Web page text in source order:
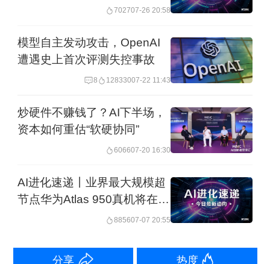
人工智能对网络安全的影响是系统性
的。全国工商联副主席、奇安信集团董
集中爆发：一是AI漏洞+AI攻击引爆实战
需求，二是智能体引爆数据安全需求，
上述需求、把失衡差距拉平，无论是选
702707-26 20:58
模型自主发动攻击，OpenAI
遭遇史上首次评测失控事故
8 12833007-22 11:43
炒硬件不赚钱了？AI下半场，
资本如何重估“软硬协同”
606607-20 16:30
AI进化速递丨业界最大规模超
节点华为Atlas 950真机将在
2026世界人工智能大会亮相
885607-07 20:55
分享 热度